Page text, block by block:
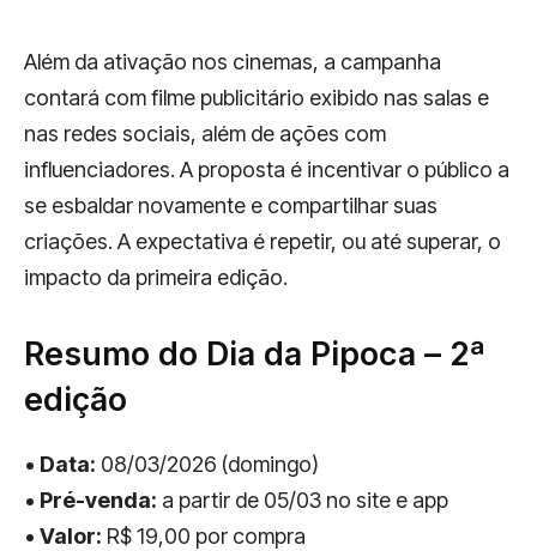
Além da ativação nos cinemas, a campanha
contará com filme publicitário exibido nas salas e
nas redes sociais, além de ações com
influenciadores. A proposta é incentivar o público a
se esbaldar novamente e compartilhar suas
criações. A expectativa é repetir, ou até superar, o
impacto da primeira edição.
Resumo do Dia da Pipoca – 2ª
edição
• Data: 08/03/2026 (domingo)
• Pré-venda: a partir de 05/03 no site e app
• Valor: R$ 19,00 por compra